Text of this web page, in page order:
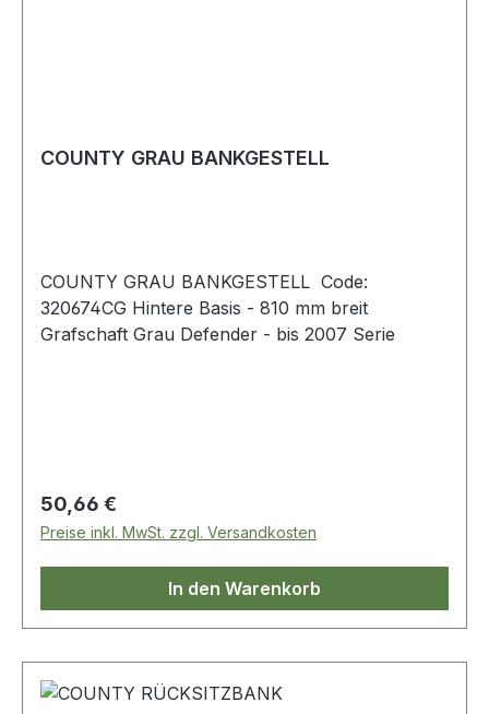
COUNTY GRAU BANKGESTELL
COUNTY GRAU BANKGESTELL Code:
320674CG Hintere Basis - 810 mm breit
Grafschaft Grau Defender - bis 2007 Serie
Regulärer Preis:
50,66 €
Preise inkl. MwSt. zzgl. Versandkosten
In den Warenkorb